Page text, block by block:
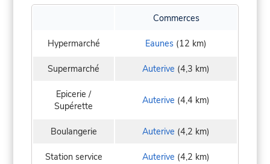
Commerces
Hypermarché Eaunes (12 km)
Supermarché Auterive (4,3 km)
Epicerie /
Supérette
Auterive (4,4 km)
Boulangerie Auterive (4,2 km)
Station service Auterive (4,2 km)